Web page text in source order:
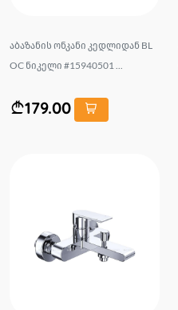
აბაზანის ონკანი კედლიდან BL
OC ნიკელი #15940501 ...
179.00